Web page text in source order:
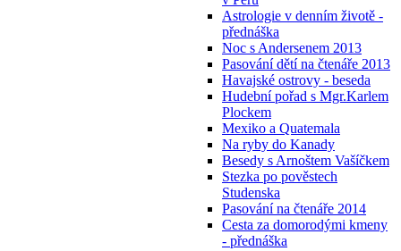
Astrologie v denním životě -
přednáška
Noc s Andersenem 2013
Pasování dětí na čtenáře 2013
Havajské ostrovy - beseda
Hudební pořad s Mgr.Karlem
Plockem
Mexiko a Quatemala
Na ryby do Kanady
Besedy s Arnoštem Vašíčkem
Stezka po pověstech
Studenska
Pasování na čtenáře 2014
Cesta za domorodými kmeny
- přednáška